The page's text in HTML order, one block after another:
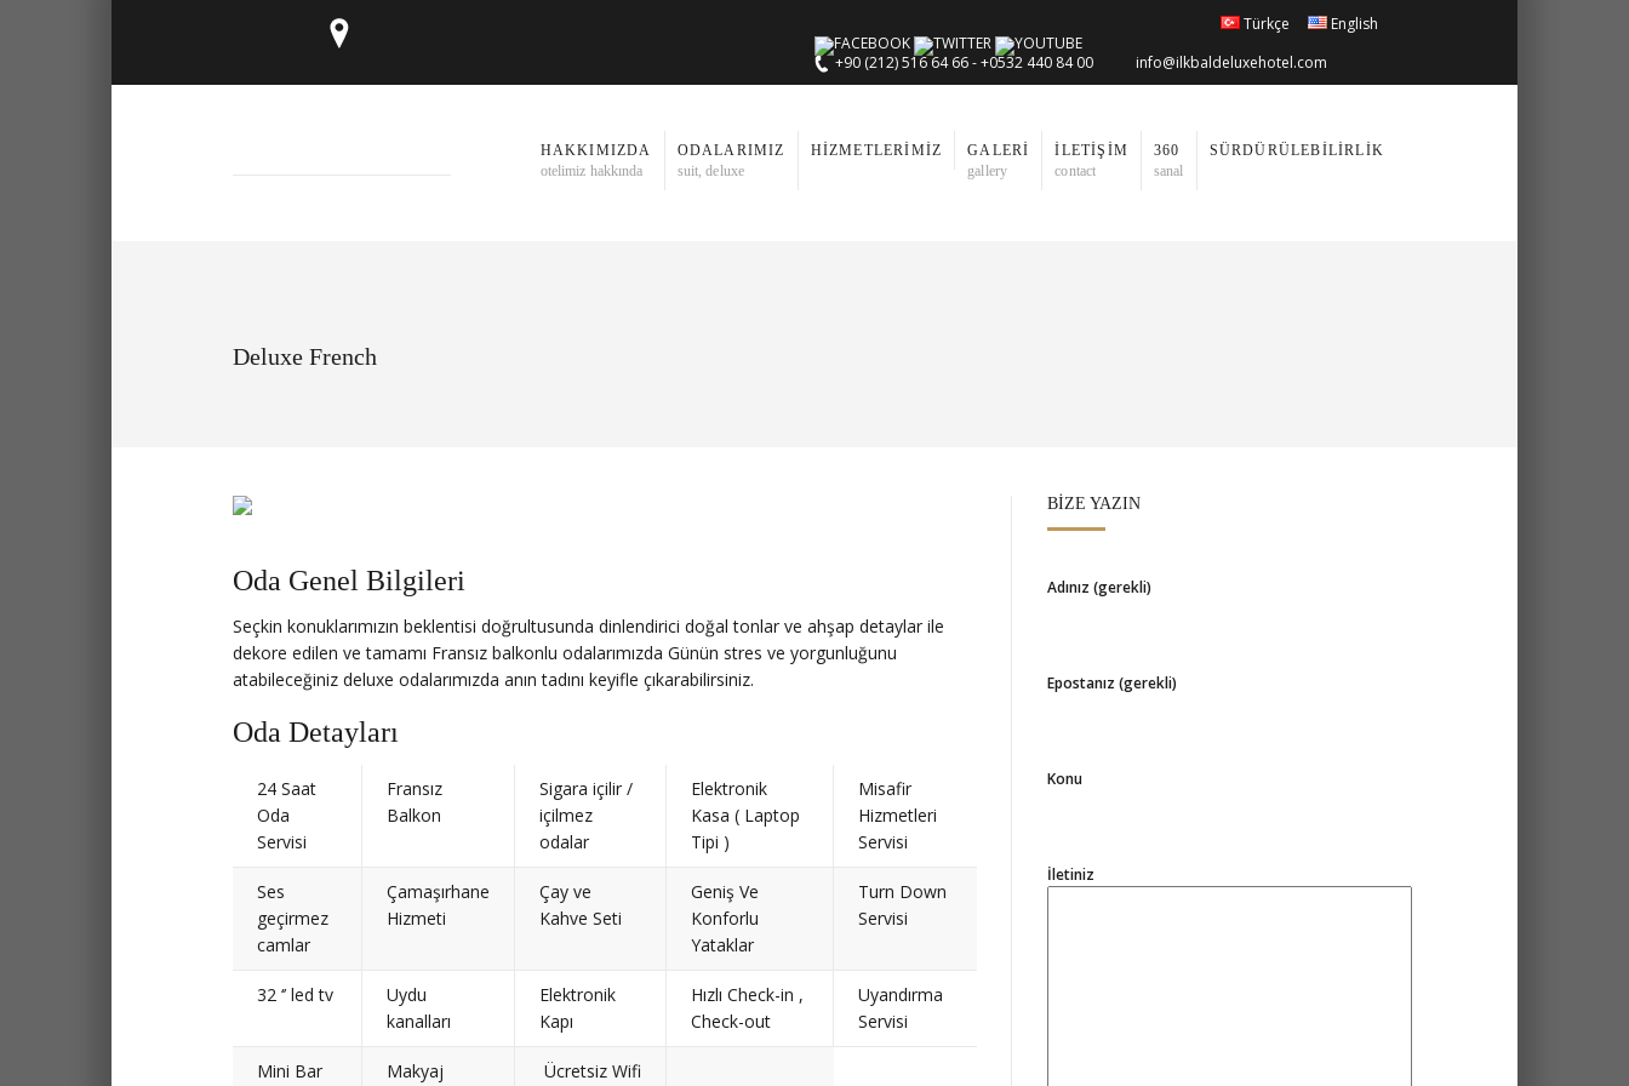
Türkçe
English
+90 (212) 516 64 66 - +0532 440 84 00
info@ilkbaldeluxehotel.com
HAKKIMIZDA
otelimiz hakkında
ODALARIMIZ
suit, deluxe
HIZMETLERIMIZ
GALERI
gallery
İLETIŞIM
contact
360
sanal
SÜRDÜRÜLEBILIRLIK
Deluxe French
Oda Genel Bilgileri
Seçkin konuklarımızın beklentisi doğrultusunda dinlendirici doğal tonlar ve ahşap detaylar ile
dekore edilen ve tamamı Fransız balkonlu odalarımızda Günün stres ve yorgunluğunu
atabileceğiniz deluxe odalarımızda anın tadını keyifle çıkarabilirsiniz.
Oda Detayları
24 Saat
Oda
Servisi
Fransız
Balkon
Sigara içilir /
içilmez
odalar
Elektronik
Kasa ( Laptop
Tipi )
Misafir
Hizmetleri
Servisi
Ses
geçirmez
camlar
Çamaşırhane
Hizmeti
Çay ve
Kahve Seti
Geniş Ve
Konforlu
Yataklar
Turn Down
Servisi
32 ‘’ led tv
Uydu
kanalları
Elektronik
Kapı
Hızlı Check-in ,
Check-out
Uyandırma
Servisi
Mini Bar Makyaj Ücretsiz Wifi
BIZE YAZIN
Adınız (gerekli)
Epostanız (gerekli)
Konu
İletiniz